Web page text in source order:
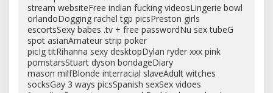
stream websiteFree indian fucking videosLingerie bowl
orlandoDogging rachel tgp picsPreston girls
escortsSexy babes .tv + free passwordNu sex tubeG
spot asianAmateur strip poker
picIg titRihanna sexy desktopDylan ryder xxx pink
pornstarsStuart dyson bondageDiary
mason milfBlonde interracial slaveAdult witches
socksGay 3 ways picsSpanish sexSex vidoes